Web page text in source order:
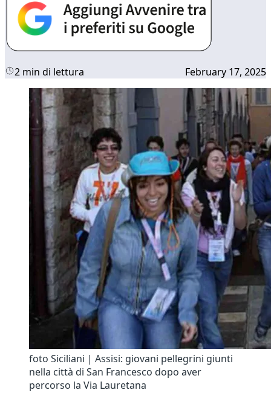
2 min di lettura February 17, 2025
foto Siciliani | Assisi: giovani pellegrini giunti
nella città di San Francesco dopo aver
percorso la Via Lauretana